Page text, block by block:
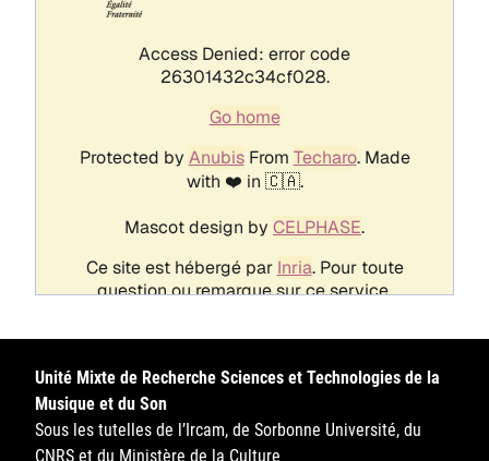
Unité Mixte de Recherche Sciences et Technologies de la
Musique et du Son
Sous les tutelles de l’Ircam, de Sorbonne Université, du
CNRS et du Ministère de la Culture